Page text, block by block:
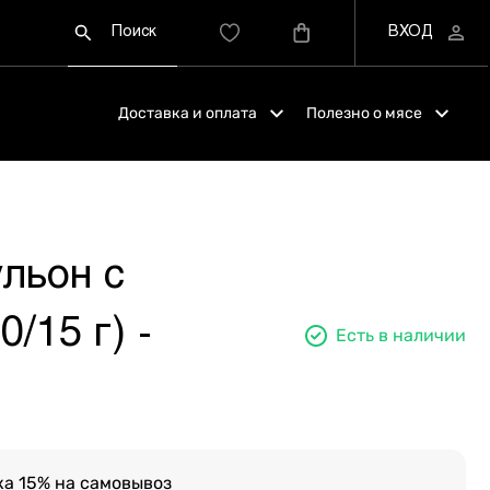
Доставка и оплата Полезно о мясе
с
15 г) -
Есть в наличии
15% на самовывоз